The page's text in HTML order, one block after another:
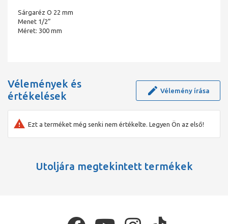
Sárgaréz O 22 mm
Menet 1/2”
Méret: 300 mm
Vélemények és
értékelések
Vélemény írása
Ezt a terméket még senki nem értékelte. Legyen Ön az első!
Utoljára megtekintett termékek